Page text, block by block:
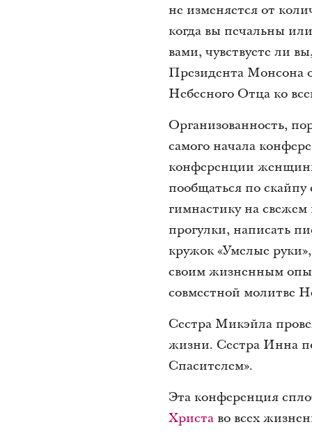
не изменяется от
когда вы печальны
вами, чувствуете ли
Президента Монсона
Небесного Отца ко
Организованность,
самого начала
конференции
пообщаться по скайпу
гимнастику на
прогулки, написать
кружок «Умелые
своим жизненным
совместной молитве
Сестра Микэйла
жизни. Сестра Инна
Спасителем».
Эта конференция
Христаво всех